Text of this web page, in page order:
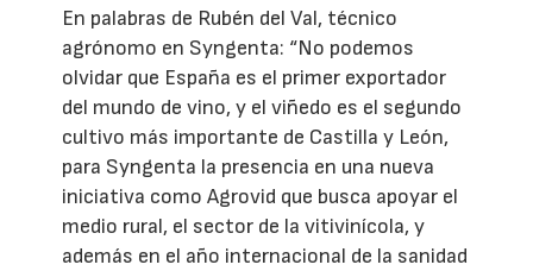
En palabras de Rubén del Val, técnico
agrónomo en Syngenta: “No podemos
olvidar que España es el primer exportador
del mundo de vino, y el viñedo es el segundo
cultivo más importante de Castilla y León,
para Syngenta la presencia en una nueva
iniciativa como Agrovid que busca apoyar el
medio rural, el sector de la vitivinícola, y
además en el año internacional de la sanidad